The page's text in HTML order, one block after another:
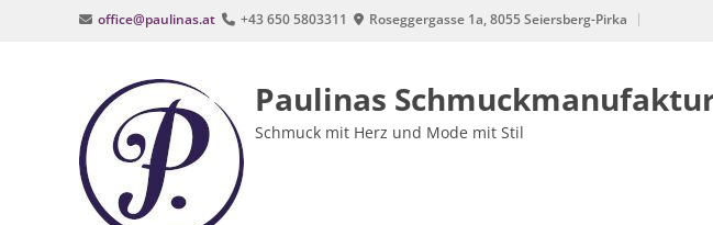
office@paulinas.at +43 650 5803311 Roseggergasse 1a, 8055 Seiersberg-Pirka
Paulinas
Schmuck mit Herz und Mode mit Stil